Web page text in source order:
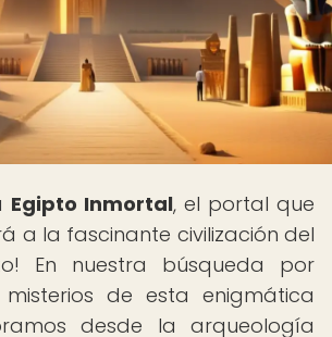
Egipto Inmortal, el portal que
a la fascinante civilización del
En nuestra búsqueda por
de esta enigmática
desde la arqueología